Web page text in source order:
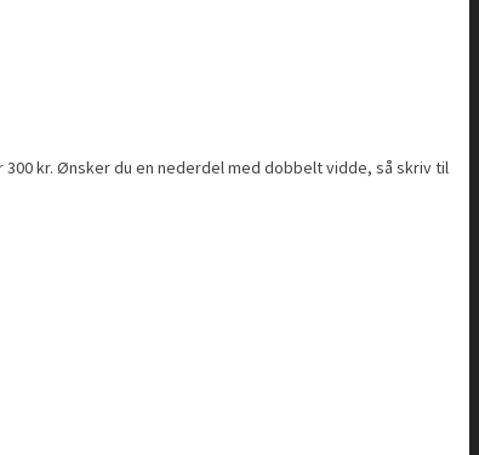
kr. Ønsker du en nederdel med dobbelt vidde, så skriv til